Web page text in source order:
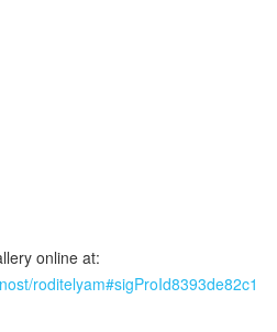
online at:
roditelyam#sigProId8393de82c1